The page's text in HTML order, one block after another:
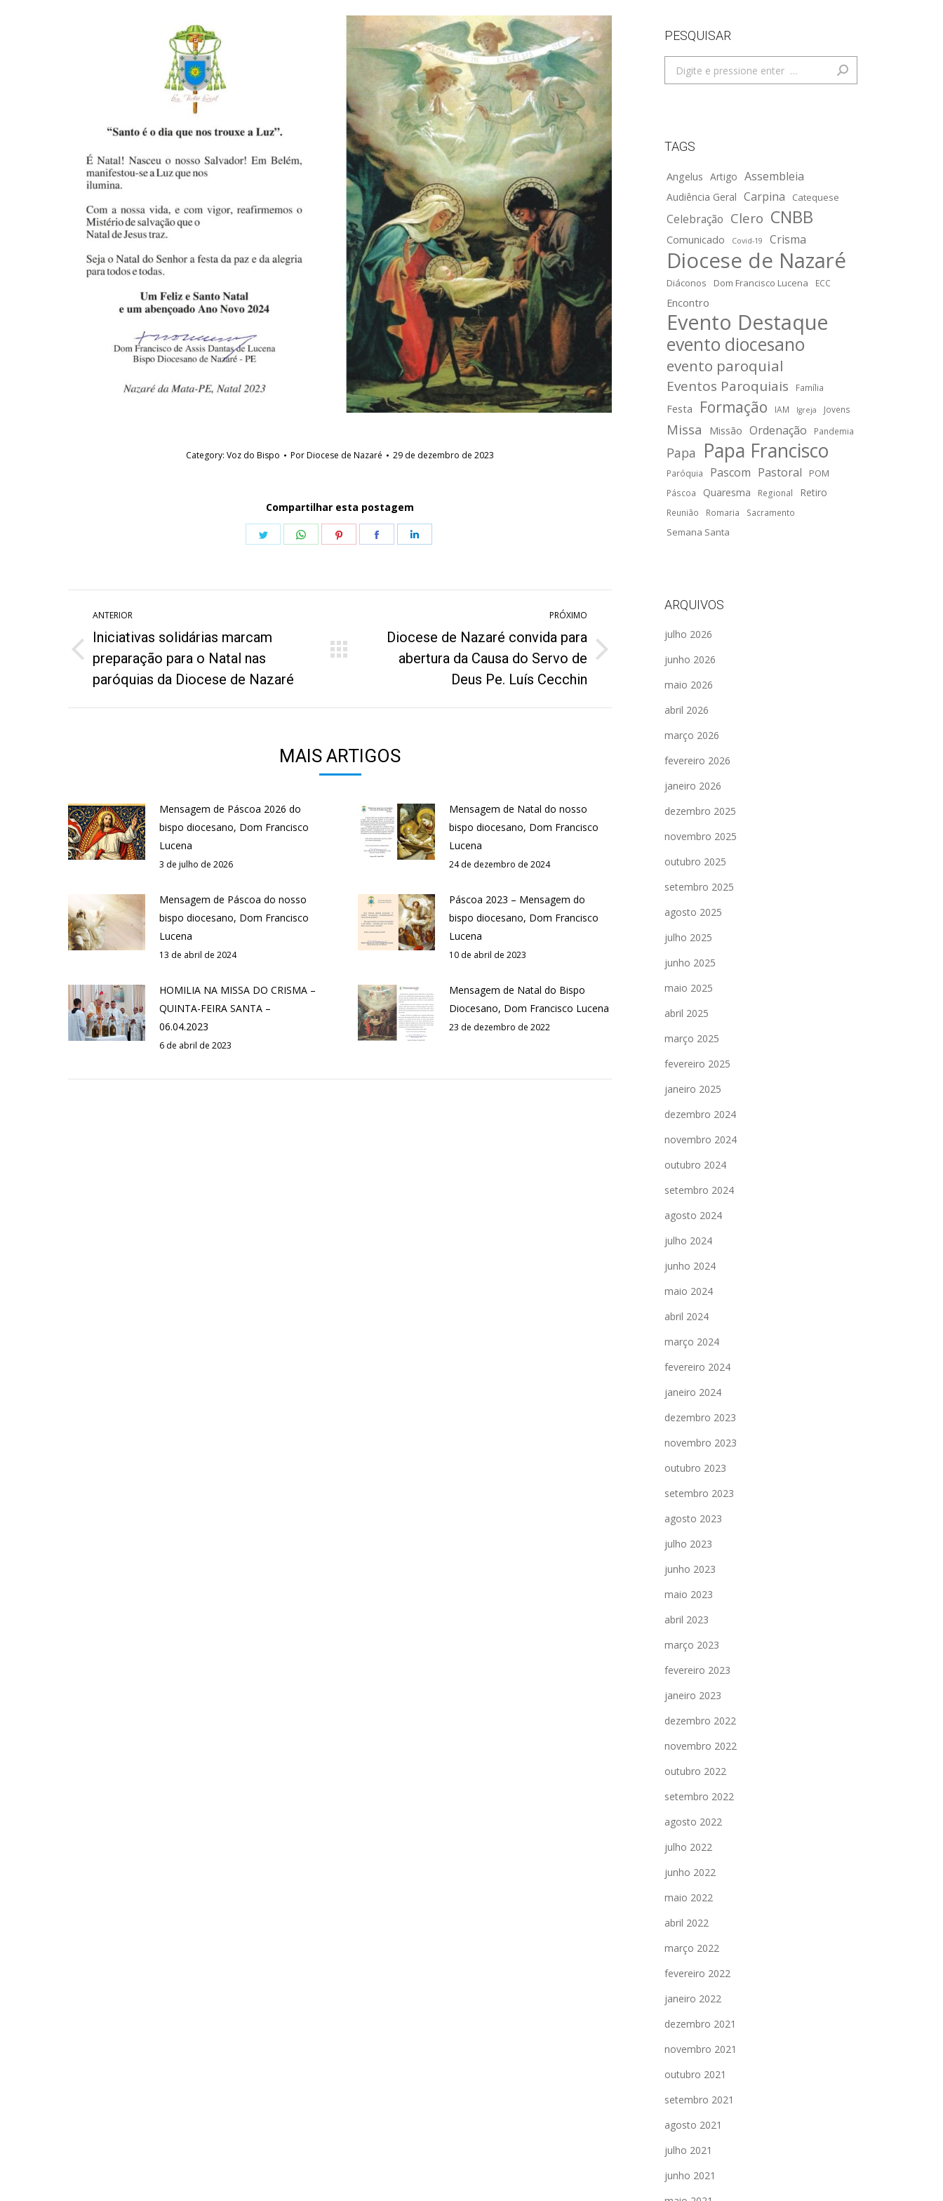
Category: Voz do Bispo PorDiocese de Nazaré 29 de dezembro de 2023
Compartilhar esta postagem
Share Share
Share
Share
de
post:
ANTERIOR
Post
anterior:
Iniciativas solidárias marcam
preparação para o Natal nas
paróquias da Diocese de Nazaré
PRÓXIMO
Próximo
Diocese de Nazaré convida para
abertura da Causa do Servo de
Deus Pe. Luís Cecchin
MAIS ARTIGOS
Mensagem de Páscoa 2026 do
bispo diocesano, Dom Francisco
Lucena
3 de julho de 2026
Mensagem de Natal do nosso
bispo diocesano, Dom Francisco
Lucena
24 de dezembro de 2024
Mensagem de Páscoa do nosso
bispo diocesano, Dom Francisco
Lucena
13 de abril de 2024
Páscoa 2023 – Mensagem do
bispo diocesano, Dom Francisco
Lucena
10 de abril de 2023
HOMILIA NA MISSA DO CRISMA –
QUINTA-FEIRA SANTA –
06.04.2023
6 de abril de 2023
Mensagem de Natal do Bispo
Diocesano, Dom Francisco Lucena
23 de dezembro de 2022
PESQUISAR
Search:
TAGS
Angelus Artigo Assembleia
Audiência Geral Carpina Catequese
Celebração Clero CNBB
Comunicado Covid-19 Crisma
Diocese de Nazaré
Diáconos Dom Francisco Lucena ECC
Encontro
Evento Destaque
evento diocesano
evento paroquial
Eventos Paroquiais Família
Festa Formação IAM Igreja Jovens
Missa Missão Ordenação Pandemia
Papa Papa Francisco
Paróquia Pascom Pastoral POM
Páscoa Quaresma Regional Retiro
Reunião Romaria Sacramento
Semana Santa
ARQUIVOS
julho 2026
junho 2026
maio 2026
abril 2026
março 2026
fevereiro 2026
janeiro 2026
dezembro 2025
novembro 2025
outubro 2025
setembro 2025
agosto 2025
julho 2025
junho 2025
maio 2025
abril 2025
março 2025
fevereiro 2025
janeiro 2025
dezembro 2024
novembro 2024
outubro 2024
setembro 2024
agosto 2024
julho 2024
junho 2024
maio 2024
abril 2024
março 2024
fevereiro 2024
janeiro 2024
dezembro 2023
novembro 2023
outubro 2023
setembro 2023
agosto 2023
julho 2023
junho 2023
maio 2023
abril 2023
março 2023
fevereiro 2023
janeiro 2023
dezembro 2022
novembro 2022
outubro 2022
setembro 2022
agosto 2022
julho 2022
junho 2022
maio 2022
abril 2022
março 2022
fevereiro 2022
janeiro 2022
dezembro 2021
novembro 2021
outubro 2021
setembro 2021
agosto 2021
julho 2021
junho 2021